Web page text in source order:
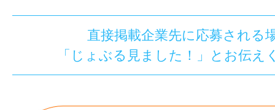
直接掲載企業先に応募される
「じょぶる見ました！」とお伝え